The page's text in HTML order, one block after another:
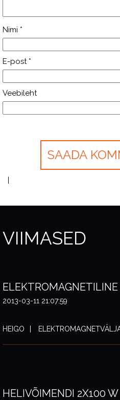
Nimi *
E-post *
Veebileht
VIIMASED
2013-03-11 21:07:59
HEIGO
HELIVÕIMENDI 2X100 W